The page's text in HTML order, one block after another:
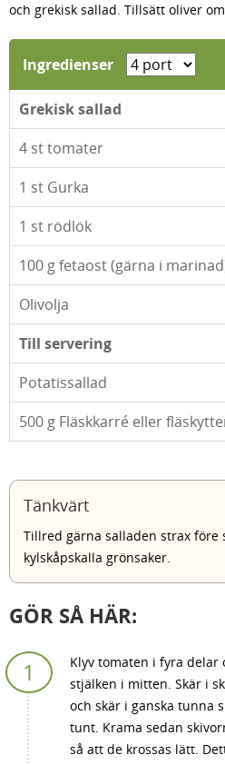
och grekisk sallad. Tillsätt oliver
Ingredienser
Grekisk sallad
4 st tomater
1 st Gurka
1 st rödlök
100 g fetaost (gärna i
Olivolja
Till servering
Potatissallad
500 g Fläskkarré eller
Tänkvärt
Tillred gärna salladen strax före
kylskåpskalla grönsaker.
GÖR SÅ HÄR:
Klyv tomaten i fyra
stjälken i mitten. Skär i
och skär i ganska tunna
tunt. Krama sedan
så att de krossas lätt.